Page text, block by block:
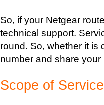
So, if your Netgear
technical support.
round. So, whether it is
number and share your
Scope of